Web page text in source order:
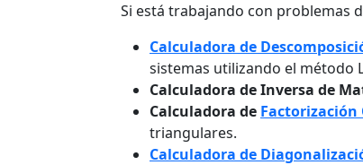
Si está trabajando con problemas
Calculadora de
sistemas utilizando el método
Calculadora de Inversa de
Calculadora de Factorización
triangulares.
Calculadora de